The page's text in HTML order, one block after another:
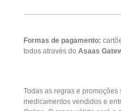
Formas de pagamento:
todos através do Asaas
Todas as regras e
medicamentos vendidos e